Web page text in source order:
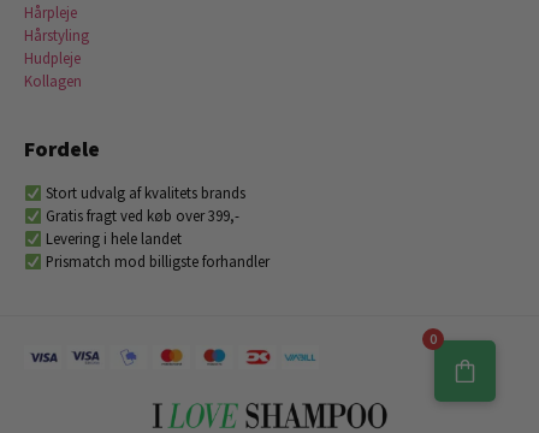
Hårpleje
Hårstyling
Hudpleje
Kollagen
Fordele
Stort udvalg af kvalitets brands
Gratis fragt ved køb over 399,-
Levering i hele landet
Prismatch mod billigste forhandler
0